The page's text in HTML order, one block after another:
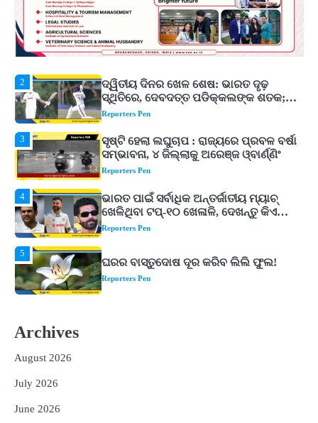
2
ଦ୍ୱିତୀୟ ଦିନର ଖେଳ ଶେଷ: ଭାରତ ଦୃଢ଼
ସ୍ଥିତିରେ, ଦେବଦତ୍ତ ପଡିକ୍କଲଙ୍କ ଶତକ;
ବ୍ୟାଟ୍‌ରେ ଚମକିଲେ ଗୁରନୂର ବରାଡ଼
Reporters Pen
3
ସୃଷ୍ଟି ହେଲା ଲଘୁଚାପ : ରାଜ୍ୟରେ ପ୍ରବଳ ବର୍ଷା
ସମ୍ଭାବନା, ୪ ଜିଲ୍ଲାକୁ ଅରେଞ୍ଜ ଓ୍ବାର୍ଣ୍ଣିଂ
Reporters Pen
4
ଭାରତ ପାଇଁ ସର୍ବାଧିକ ଅନ୍ତର୍ଜାତୀୟ ମ୍ୟାଚ୍
ଖେଳିଥିବା ଟପ୍-୧୦ ଖେଳାଳି, ଦେଖନ୍ତୁ କିଏ
କେଉଁ ସ୍ଥାନରେ
Reporters Pen
5
ଘରର ବାସ୍ତୁଦୋଷ ଦୂର କରିବ ଲିଲି ଫୁଲ!
Reporters Pen
1
ଭୂତିଆ ସ୍ଥାନକୁ ଯିବାକୁ ଇଚ୍ଛା କରୁଛନ୍ତି କି?
ଜାଣନ୍ତୁ ଭାରତର ଟପ୍‌ ହଣ୍ଟେଡ୍‌ ପ୍ଲେସ୍‌
Reporters Pen
Archives
August 2026
July 2026
June 2026